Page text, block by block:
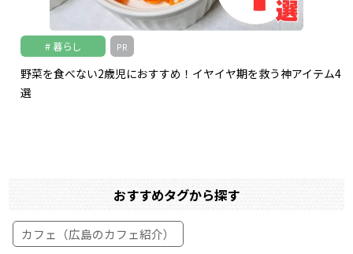
暮らし PR
野菜を食べない2歳児におすすめ！イヤイヤ期を救う神アイテム4
選
おすすめタグから探す
カフェ（広島のカフェ紹介）